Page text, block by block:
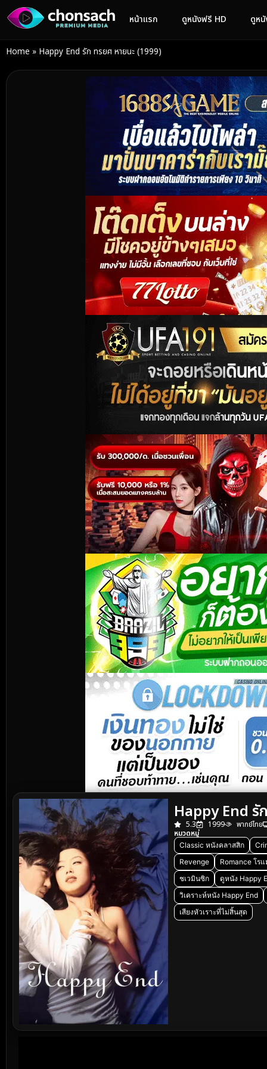
หน้าแรก ดูหนังฟรี HD ดูห
Home » Happy End รัก ทรยศ หายนะ (1999)
Happy End รั
5.3 1999
พากย์ไทย
หมวดหมู่
Classic หนังคลาสสิก
Revenge
Romance โร
ชเวมินซิก
ดูหนัง Happy
วิเคราะห์หนัง Happy End
เสียงหัวเราะที่ไม่สิ้นสุด